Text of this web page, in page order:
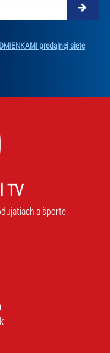
vám budeme zasielať
predajnej siete
TV
a športe.